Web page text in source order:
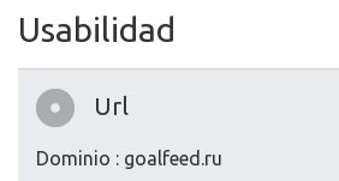
Usabilidad
Url
Dominio : goalfeed.ru